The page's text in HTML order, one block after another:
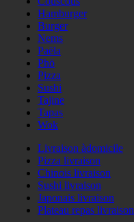
Hamburger
Burger
Nems
Paëla
Phö
Pizza
Sushi
Tajine
Tapas
Wok
Livraison àdomicile
Pizza livraison
Chinois livraison
Sushi livraison
Japonais livraison
Plateau repas livraison